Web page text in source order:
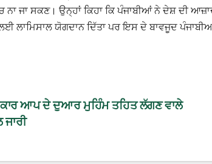
ਨਾ ਜਾ ਸਕਣ। ਉਨ੍ਹਾਂ ਕਿਹਾ ਕਿ ਪੰਜਾਬੀਆਂ ਨੇ ਦੇਸ਼ ਦੀ
ਲਾਮਿਸਾਲ ਯੋਗਦਾਨ ਦਿੱਤਾ ਪਰ ਇਸ ਦੇ ਬਾਵਜੂਦ
ਆਪ ਦੇ ਦੁਆਰ ਮੁਹਿੰਮ ਤਹਿਤ ਲੱਗਣ ਵਾਲੇ
ਜਾਰੀ